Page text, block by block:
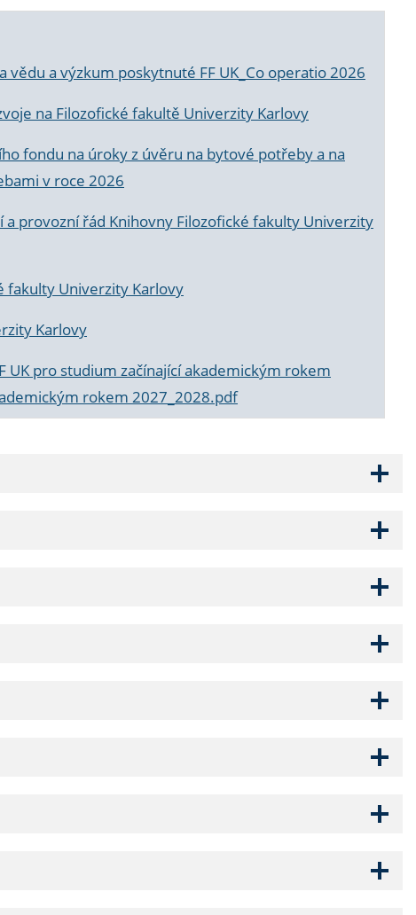
a výzkum poskytnuté FF UK_Co operatio 2026
na Filozofické fakultě Univerzity Karlovy
fondu na úroky z úvěru na bytové potřeby a na
v roce 2026
provozní řád Knihovny Filozofické fakulty Univerzity
fakulty Univerzity Karlovy
Karlovy
UK pro studium začínající akademickým rokem
rokem 2027_2028.pdf